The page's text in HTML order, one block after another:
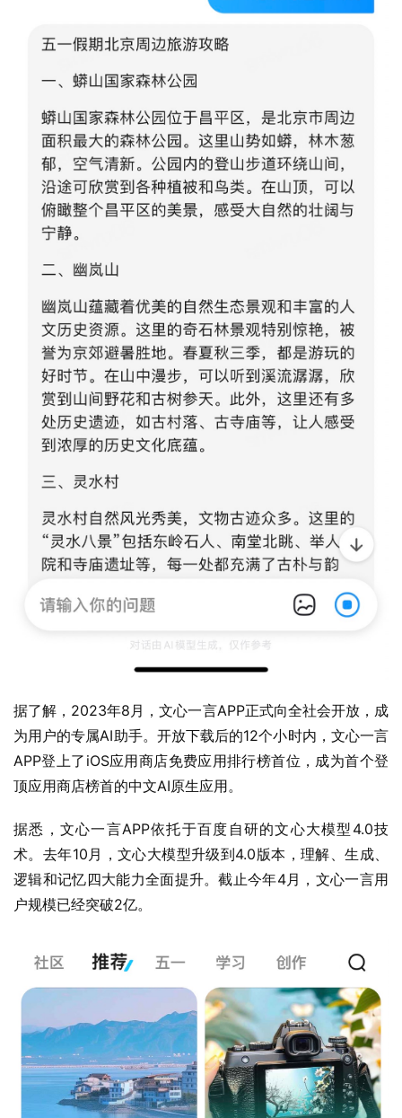
据了解，2023年8月，文心一言APP正式向全社会开放，成
为用户的专属AI助手。开放下载后的12个小时内，文心一言
APP登上了iOS应用商店免费应用排行榜首位，成为首个登
顶应用商店榜首的中文AI原生应用。
据悉，文心一言APP依托于百度自研的文心大模型4.0技
术。去年10月，文心大模型升级到4.0版本，理解、生成、
逻辑和记忆四大能力全面提升。截止今年4月，文心一言用
户规模已经突破2亿。